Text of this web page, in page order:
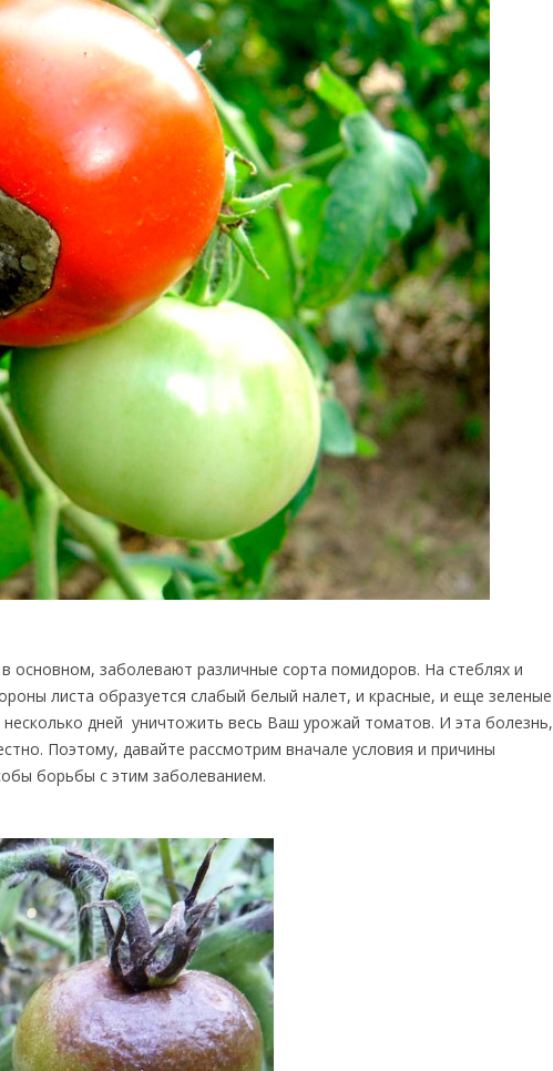
заболевают различные сорта помидоров. На стеблях и
листа образуется слабый белый налет, и красные, и еще зеленые
дней уничтожить весь Ваш урожай томатов. И эта болезнь,
Поэтому, давайте рассмотрим вначале условия и причины
борьбы с этим заболеванием.